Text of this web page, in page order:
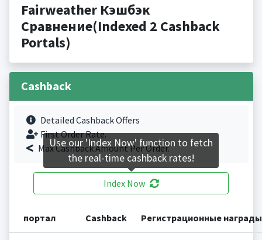
Fairweather Кэшбэк
Сравнение(Indexed 2 Cashback
Portals)
Cashback
Detailed Cashback Offers
First Order Rate.
Max Cashback Amount Per Order.
Index Now
портал Cashback Регистрационные награды
Use our 'Index Now' function to fetch
the real-time cashback rates!